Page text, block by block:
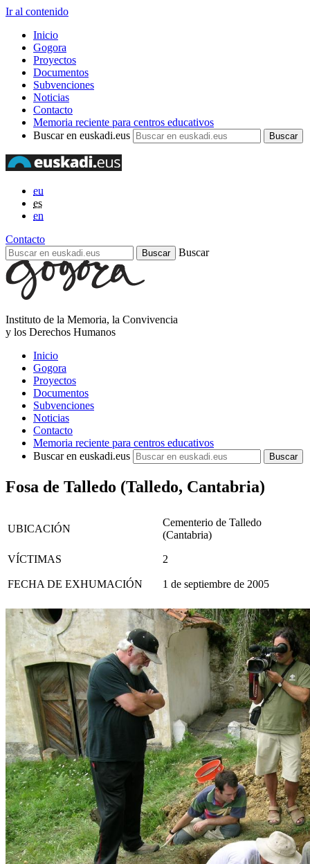
Ir al contenido
Inicio
Gogora
Proyectos
Documentos
Subvenciones
Noticias
Contacto
Memoria reciente para centros educativos
Buscar en euskadi.eus
eu
es
en
Contacto
Buscar
Instituto de la Memoria, la Convivencia
y los Derechos Humanos
Inicio
Gogora
Proyectos
Documentos
Subvenciones
Noticias
Contacto
Memoria reciente para centros educativos
Buscar en euskadi.eus
Fosa de Talledo (Talledo, Cantabria)
UBICACIÓN
Cementerio de Talledo
(Cantabria)
VÍCTIMAS 2
FECHA DE EXHUMACIÓN 1 de septiembre de 2005